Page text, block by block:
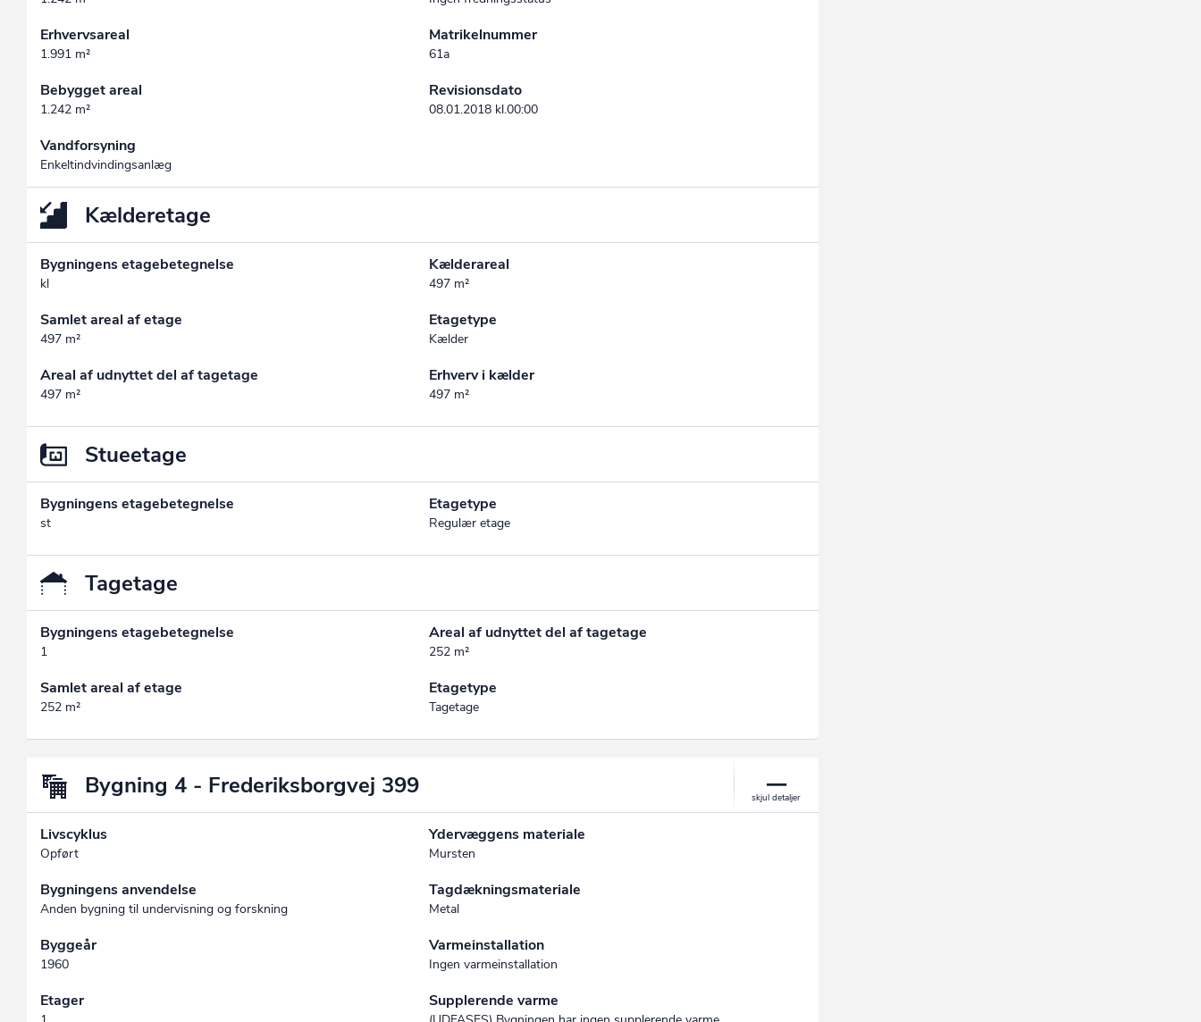
Erhvervsareal
1.991 m²
Bebygget areal
1.242 m²
Vandforsyning
Enkeltindvindingsanlæg
Matrikelnummer
61a
Revisionsdato
08.01.2018 kl.00:00
Kælderetage
Bygningens etagebetegnelse
kl
Samlet areal af etage
497 m²
Areal af udnyttet del af tagetage
497 m²
Kælderareal
497 m²
Etagetype
Kælder
Erhverv i kælder
497 m²
Stueetage
Bygningens etagebetegnelse
st
Etagetype
Regulær etage
Tagetage
Bygningens etagebetegnelse
1
Samlet areal af etage
252 m²
Areal af udnyttet del af tagetage
252 m²
Etagetype
Tagetage
Bygning 4 - Frederiksborgvej 399
Livscyklus
Opført
Bygningens anvendelse
Anden bygning til undervisning og forskning
Byggeår
1960
Etager
Ydervæggens materiale
Mursten
Tagdækningsmateriale
Metal
Varmeinstallation
Ingen varmeinstallation
Supplerende varme